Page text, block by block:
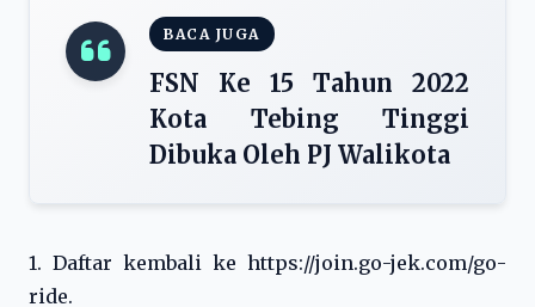
BACA JUGA
FSN Ke 15 Tahun 2022
Kota Tebing Tinggi
Dibuka Oleh PJ Walikota
1. Daftar kembali ke https://join.go-jek.com/go-
ride.